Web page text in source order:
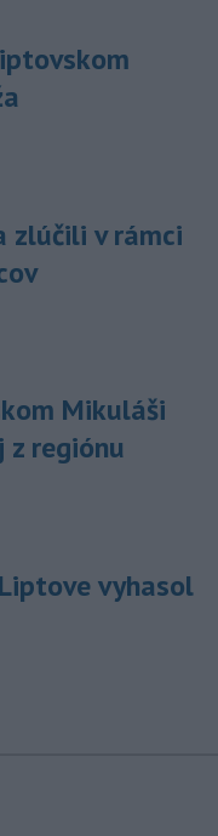
zlúčili v rámci
Mikuláši
regiónu
vyhasol